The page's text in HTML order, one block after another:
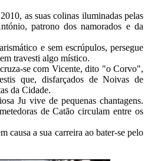
as suas colinas iluminadas pelas
patrono dos namorados e da
e sem escrúpulos, persegue
travesti algo místico.
se com Vicente, dito "o Corvo",
que, disfarçados de Noivas de
da Cidade.
Ju vive de pequenas chantagens.
de Catão circulam entre os
causa a sua carreira ao bater-se pelo